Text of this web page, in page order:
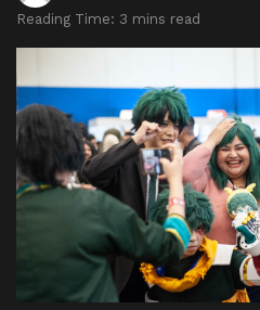
Reading Time: 3 mins read